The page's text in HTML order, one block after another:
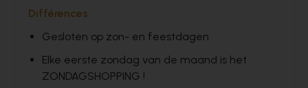
Différences
Gesloten op zon- en feestdagen
Elke eerste zondag van de maand is het
ZONDAGSHOPPING !